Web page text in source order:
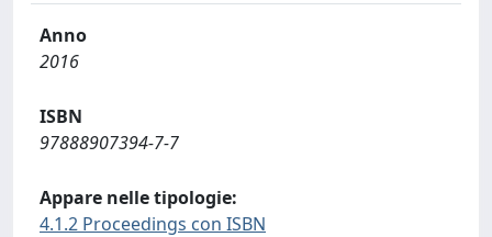
Anno
2016
ISBN
97888907394-7-7
Appare nelle tipologie:
4.1.2 Proceedings con ISBN